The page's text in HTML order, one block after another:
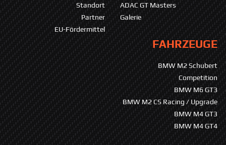
Standort
Partner
EU-Fördermittel
ADAC GT Masters
Galerie
FAHRZEUGE
BMW M2 Schubert
Competition
BMW M6 GT3
BMW M2 CS Racing / Upgrade
BMW M4 GT3
BMW M4 GT4